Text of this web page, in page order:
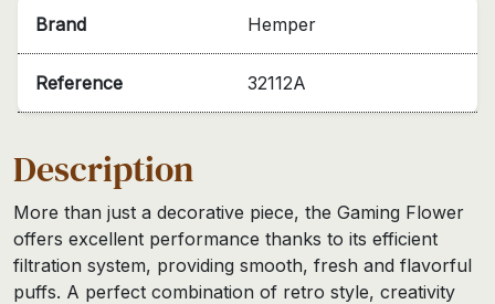
Brand Hemper
Reference 32112A
Description
More than just a decorative piece, the Gaming Flower
offers excellent performance thanks to its efficient
filtration system, providing smooth, fresh and flavorful
puffs. A perfect combination of retro style, creativity